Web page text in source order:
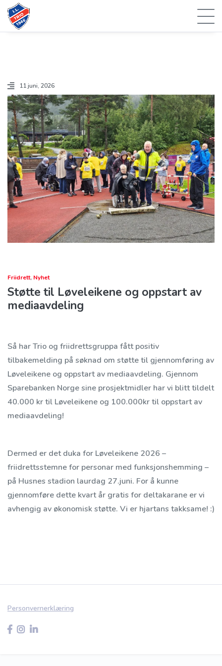
11 juni, 2026
Friidrett, Nyhet
Støtte til Løveleikene og oppstart av
mediaavdeling
Så har Trio og friidrettsgruppa fått positiv
tilbakemelding på søknad om støtte til gjennomføring av
Løveleikene og oppstart av mediaavdeling. Gjennom
Sparebanken Norge sine prosjektmidler har vi blitt tildelt
40.000 kr til Løveleikene og 100.000kr til oppstart av
mediaavdeling!
Dermed er det duka for Løveleikene 2026 –
friidrettsstemne for personar med funksjonshemming –
på Husnes stadion laurdag 27.juni. For å kunne
gjennomføre dette kvart år gratis for deltakarane er vi
avhengig av økonomisk støtte. Vi er hjartans takksame! :)
Personvernerklæring